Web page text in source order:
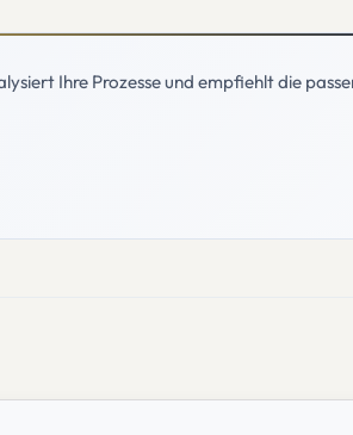
Ihre Prozesse und empfiehlt die